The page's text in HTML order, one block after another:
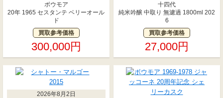
ボウモア
20年 1965 セスタンテ ベリーオール
ド
買取参考価格
300,000円
十四代
純米吟醸 中取り 無濾過 1800ml 202
6
買取参考価格
27,000円
2026年8月2日